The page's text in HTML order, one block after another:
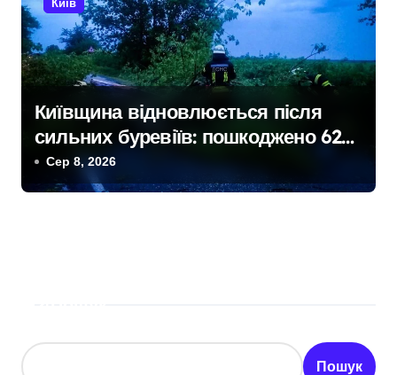
Київ
Київщина відновлюється після
сильних буревіїв: пошкоджено 62
будинки, понад 18 тисяч родин
залишились без електрики
Сер 8, 2026
Пошук